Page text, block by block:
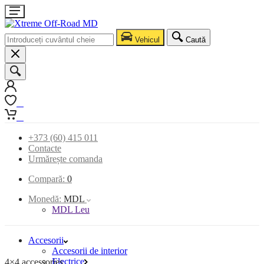
Vehicul Caută
+373 (60) 415 011
Contacte
Urmărește comanda
Compară: 0
Monedă: MDL
MDL Leu
Accesorii
Accesorii de interior
Electrice
4×4 accessories